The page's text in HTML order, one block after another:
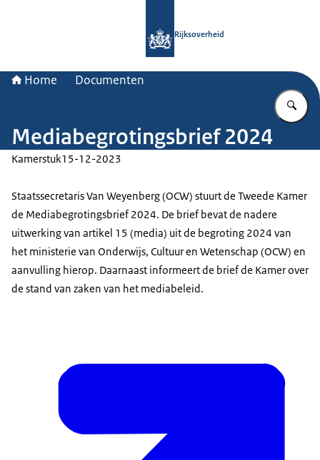
Rijksoverheid
Home Documenten
Mediabegrotingsbrief 2024
Kamerstuk15-12-2023
Staatssecretaris Van Weyenberg (OCW) stuurt de Tweede Kamer
de Mediabegrotingsbrief 2024. De brief bevat de nadere
uitwerking van artikel 15 (media) uit de begroting 2024 van
het ministerie van Onderwijs, Cultuur en Wetenschap (OCW) en
aanvulling hierop. Daarnaast informeert de brief de Kamer over
de stand van zaken van het mediabeleid.